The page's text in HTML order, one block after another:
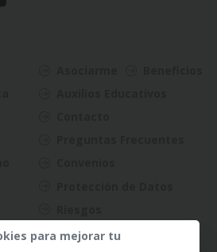
para mejorar tu